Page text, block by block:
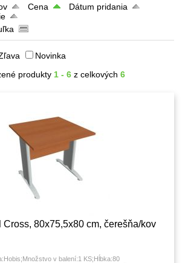
Cena
Dátum pridania
Novinka
produkty 1 - 6 z celkových 6
Cross, 80x75,5x80 cm, čerešňa/kov
v balení:1 KS;Hĺbka:80